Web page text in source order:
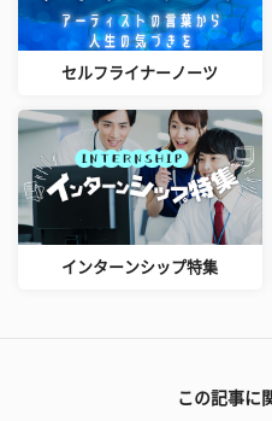
セルフライナーノーツ
インターンシップ特集
この記事に